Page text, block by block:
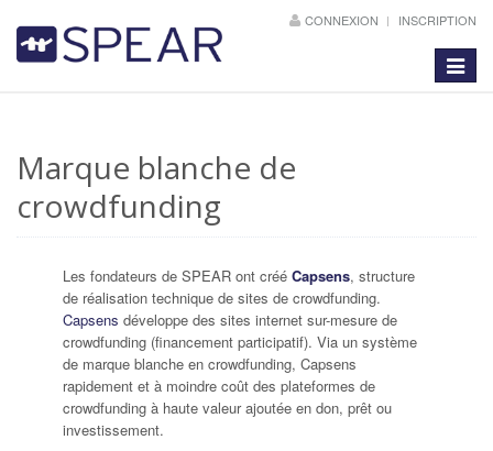
CONNEXION INSCRIPTION
Toggle
Marque blanche de
crowdfunding
Les fondateurs de SPEAR ont créé Capsens, structure
de réalisation technique de sites de crowdfunding.
Capsens développe des sites internet sur-mesure de
crowdfunding (financement participatif). Via un système
de marque blanche en crowdfunding, Capsens
rapidement et à moindre coût des plateformes de
crowdfunding à haute valeur ajoutée en don, prêt ou
investissement.